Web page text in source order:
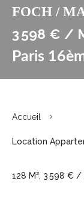
FOCH /
3 598 € /
Paris
Accueil
Location
128 M², 3 598 € /